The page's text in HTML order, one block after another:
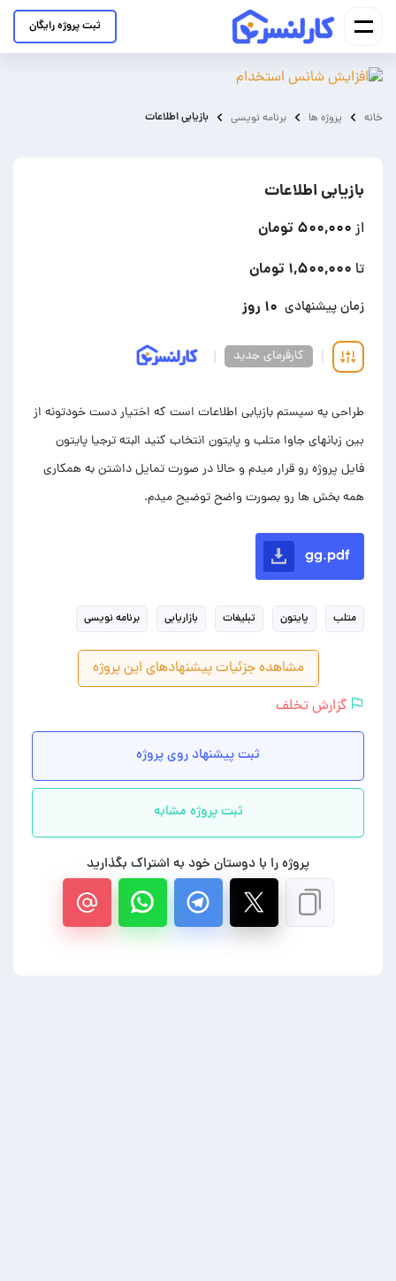
ثبت پروژه رایگان
خانه پروژه ها برنامه نویسی بازیابی اطلاعات
بازیابی اطلاعات
از ۵۰۰,۰۰۰ تومان
تا ۱,۵۰۰,۰۰۰ تومان
زمان پیشنهادی ۱۰ روز
کارفرمای جدید
طراحی یه سیستم بازیابی اطلاعات است که اختیار دست خودتونه از
بین زبانهای جاوا متلب و پایتون انتخاب کنید البته ترجیا پایتون
فایل پروژه رو قرار میدم و حالا در صورت تمایل داشتن به همکاری
همه بخش ها رو بصورت واضح توضیح میدم.
gg.pdf
متلب پایتون تبلیغات بازاریابی برنامه نویسی
مشاهده جزئیات پیشنهادهای این پروژه
گزارش تخلف
ثبت پیشنهاد روی پروژه
ثبت پروژه مشابه
پروژه را با دوستان خود به اشتراک بگذارید